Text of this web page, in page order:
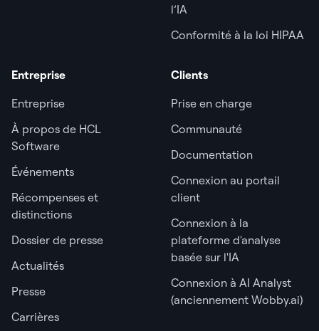
l’IA
Conformité à la loi HIPAA
Entreprise
Entreprise
À propos de HCL
Software
Événements
Récompenses et
distinctions
Dossier de presse
Actualités
Presse
Carrières
Clients
Prise en charge
Communauté
Documentation
Connexion au portail
client
Connexion à la
plateforme d'analyse
basée sur l'IA
Connexion à AI Analyst
(anciennement Wobby.ai)